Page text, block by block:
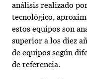
análisis realizado
tecnológico,
estos equipos son
superior a los diez
de equipos según
de referencia.